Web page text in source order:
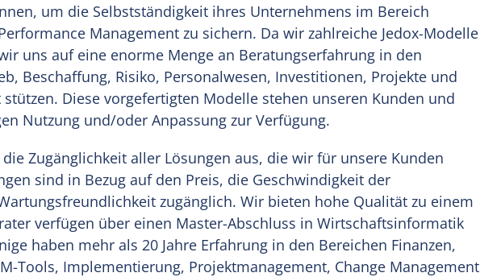
um die Selbstständigkeit ihres Unternehmens im Bereich
Management zu sichern. Da wir zahlreiche Jedox-Modelle
uns auf eine enorme Menge an Beratungserfahrung in den
Beschaffung, Risiko, Personalwesen, Investitionen, Projekte und
Diese vorgefertigten Modelle stehen unseren Kunden und
Nutzung und/oder Anpassung zur Verfügung.
Zugänglichkeit aller Lösungen aus, die wir für unsere Kunden
sind in Bezug auf den Preis, die Geschwindigkeit der
zugänglich. Wir bieten hohe Qualität zu einem
verfügen über einen Master-Abschluss in Wirtschaftsinformatik
haben mehr als 20 Jahre Erfahrung in den Bereichen Finanzen,
Tools, Implementierung, Projektmanagement, Change Management